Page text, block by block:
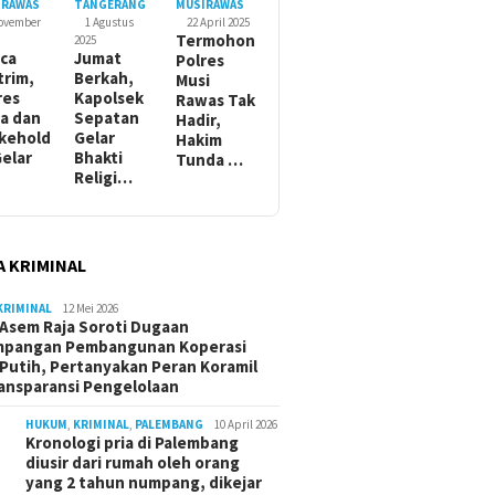
dan
TANGERANG
1 Agustus
2025
Jumat
Berkah,
Kapolsek
Sepatan
Gelar
Bhakti
Religi…
MUSIRAWAS
22 April 2025
Termohon
Polres
Musi
Rawas Tak
Hadir,
Hakim
Tunda …
KRIMINAL
12 Mei 2026
Raja Soroti Dugaan
Pembangunan Koperasi
Pertanyakan Peran Koramil
Pengelolaan
HUKUM KRIMINAL PALEMBANG 10 April 2026
Kronologi pria di Palembang
diusir dari rumah oleh orang
yang 2 tahun numpang, dikejar